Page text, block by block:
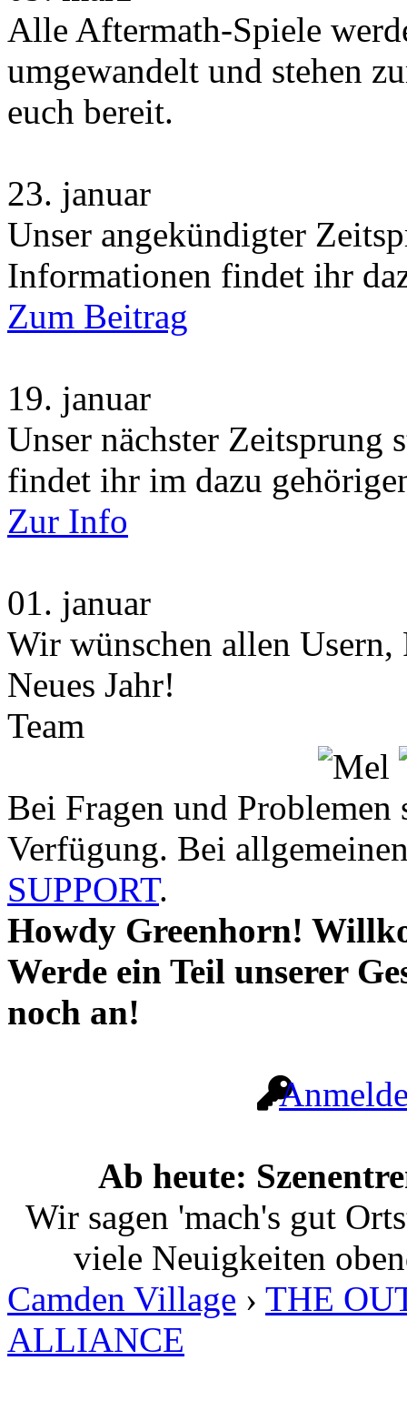
Alle Aftermath-Spiele
umgewandelt und stehen
euch bereit.
23. januar
Unser angekündigter
Informationen findet ihr
Zum Beitrag
19. januar
Unser nächster Zeitsprung
findet ihr im dazu
Zur Info
01. januar
Wir wünschen allen Usern,
Neues Jahr!
Team
Bei Fragen und Problemen
Verfügung. Bei
SUPPORT.
Howdy Greenhorn!
Werde ein Teil unserer
noch an!
Ab heute:
Wir sagen 'mach's gut
viele Neuigkeiten
Camden Village › THE
ALLIANCE